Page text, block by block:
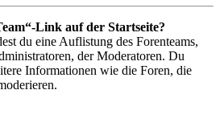
Link auf der Startseite?
du eine Auflistung des Forenteams,
der Moderatoren. Du
Informationen wie die Foren, die